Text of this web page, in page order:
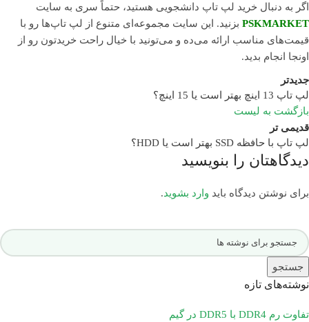
اگر به دنبال خرید لپ تاپ دانشجویی هستید، حتماً سری به سایت
PSKMARKET بزنید. این سایت مجموعه‌ای متنوع از لپ تاپ‌ها رو با
قیمت‌های مناسب ارائه می‌ده و می‌تونید با خیال راحت خریدتون رو از
اونجا انجام بدید.
جدیدتر
لپ تاپ 13 اینچ بهتر است یا 15 اینچ؟
بازگشت به لیست
قدیمی تر
لپ تاپ با حافظه SSD بهتر است یا HDD؟
دیدگاهتان را بنویسید
برای نوشتن دیدگاه باید وارد بشوید.
جستجو
نوشته‌های تازه
تفاوت رم DDR4 با DDR5 در گیم